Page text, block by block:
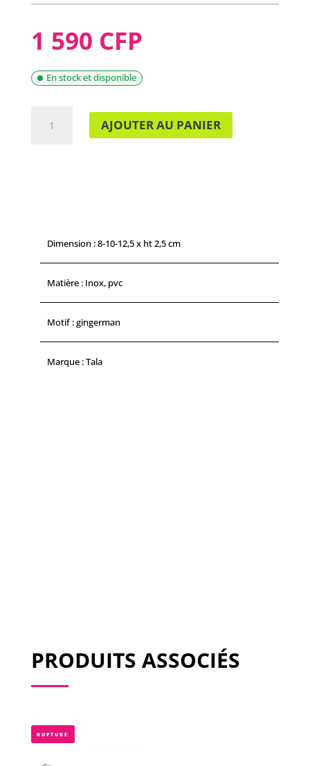
1 590 CFP
En stock et disponible
TALA
AJOUTER AU PANIER
Dimension : 8-10-12,5 x ht 2,5 cm
Matière : Inox, pvc
Motif : gingerman
Marque : Tala
PRODUITS ASSOCIÉS
RUPTURE